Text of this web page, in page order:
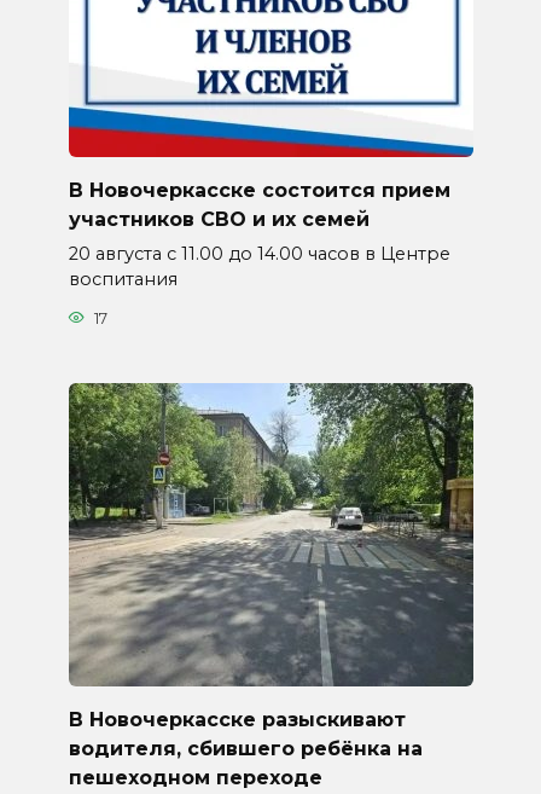
В Новочеркасске состоится прием
участников СВО и их семей
20 августа с 11.00 до 14.00 часов в Центре
воспитания
17
В Новочеркасске разыскивают
водителя, сбившего ребёнка на
пешеходном переходе